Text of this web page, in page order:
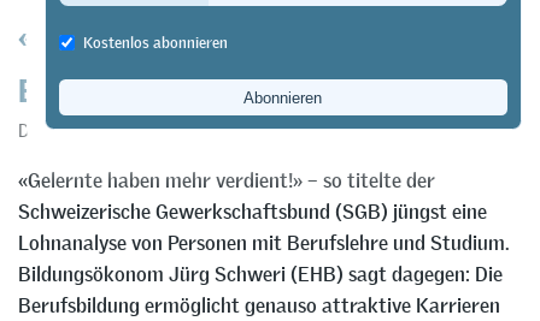
«Wir sehen keine Abwertung der
Berufsbildung»
Daniel Fleischmann
«Gelernte haben mehr verdient!» – so titelte der
Schweizerische Gewerkschaftsbund (SGB) jüngst eine
Lohnanalyse von Personen mit Berufslehre und Studium.
Bildungsökonom Jürg Schweri (EHB) sagt dagegen: Die
Berufsbildung ermöglicht genauso attraktive Karrieren
Kostenlos abonnieren